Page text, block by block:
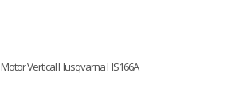
Motor Vertical Husqvarna HS166A